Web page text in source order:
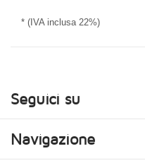
* (IVA inclusa 22%)
Seguici su
Navigazione